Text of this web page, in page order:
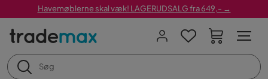
Havemøblerne skal væk! LAGERUDSALG fra 649,- →